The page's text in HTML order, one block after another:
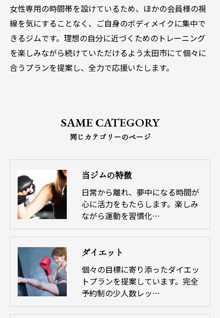
女性専用の時間帯を設けているため、ほかの会員様の視
線を気にすることなく、ご自身のボディメイクに集中で
きるジムです。理想の自分に近づくためのトレーニング
を楽しみながら続けていただけるよう太田市にて個々に
合うプランを提案し、全力で応援いたします。
同じカテゴリーのページ
SAME CATEGORY
当ジムの特徴
日常から離れ、夢中になる時間が
心に活力をもたらします。楽しみ
ながら運動を習慣化…
ダイエット
個々の目標に寄り添ったダイエッ
トプランを提案しています。完全
予約制の少人数レッ…